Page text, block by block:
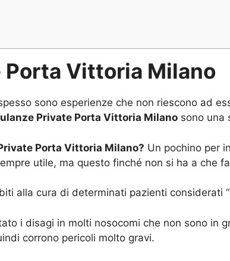
Vittoria Milano
sono esperienze che non riescono ad
Private Porta Vittoria Milano sono una
Porta Vittoria Milano? Un pochino per
utile, ma questo finché non si ha a che
alla cura di determinati pazienti considerati
i disagi in molti nosocomi che non sono in
corrono pericoli molto gravi.